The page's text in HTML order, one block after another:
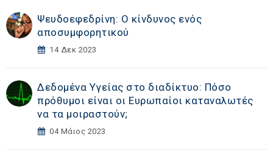
Ψευδοεφεδρίνη: Ο κίνδυνος ενός
αποσυμφορητικού
14 Δεκ 2023
Δεδομένα Υγείας στο διαδίκτυο: Πόσο
πρόθυμοι είναι οι Ευρωπαίοι καταναλωτές
να τα μοιραστούν;
04 Μάιος 2023